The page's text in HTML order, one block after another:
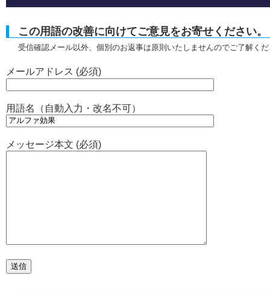
この用語の改善に向けてご意見をお寄せください。
受信確認メール以外、個別のお返事は原則いたしませんのでご了解く
メールアドレス (必須)
用語名（自動入力・改名不可）
メッセージ本文 (必須)